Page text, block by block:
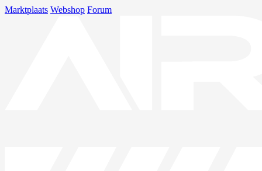
Marktplaats Webshop Forum